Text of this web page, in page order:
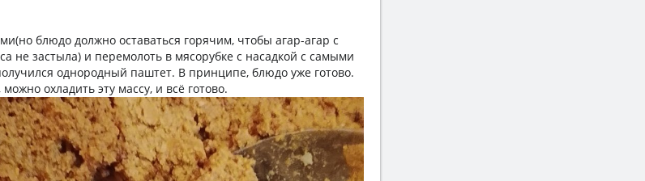
блюдо должно оставаться горячим, чтобы агар-агар с
не застыла) и перемолоть в мясорубке с насадкой с самыми
однородный паштет. В принципе, блюдо уже готово.
охладить эту массу, и всё готово.